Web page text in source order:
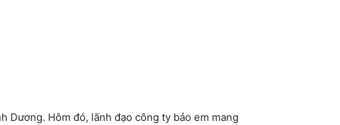
Dương. Hôm đó, lãnh đạo công ty bảo em mang